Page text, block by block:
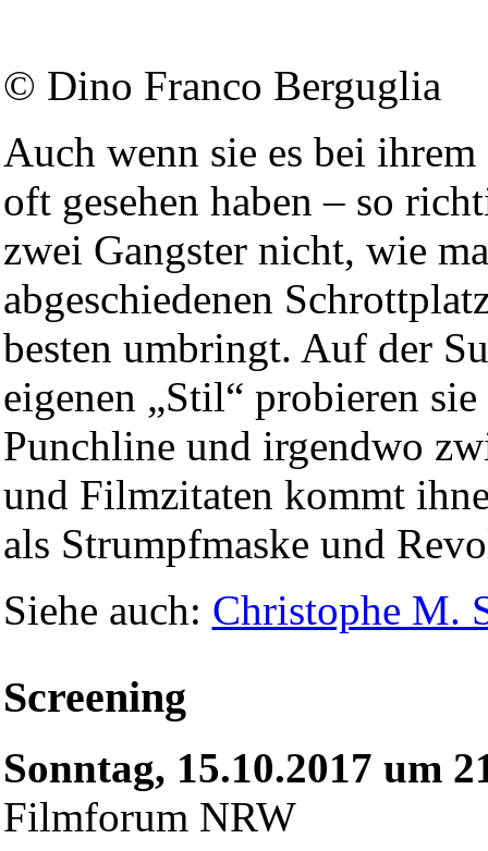
© Dino Franco Berguglia
Auch wenn sie es bei
oft gesehen haben – so
zwei Gangster nicht, wie
abgeschiedenen
besten umbringt. Auf der
eigenen „Stil“ probieren
Punchline und irgendwo
und Filmzitaten kommt
als Strumpfmaske und
Siehe auch: Christophe M.
Screening
Sonntag, 15.10.2017 um
Filmforum NRW